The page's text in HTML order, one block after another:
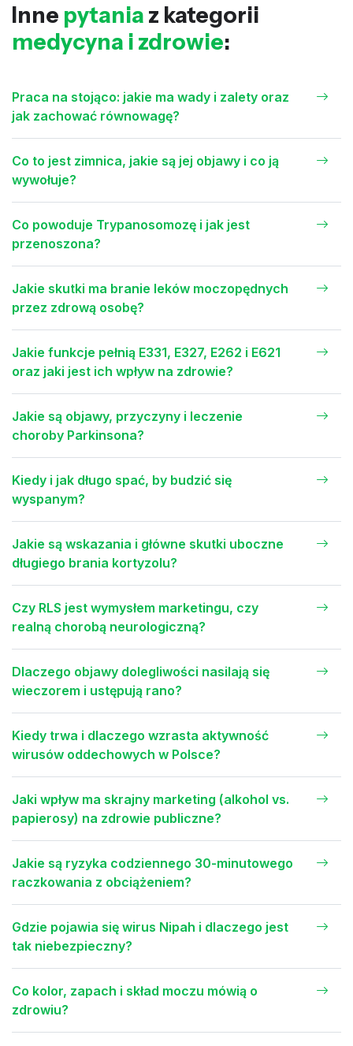
Inne pytania z kategorii
medycyna i zdrowie:
Praca na stojąco: jakie ma wady i zalety oraz
jak zachować równowagę?
Co to jest zimnica, jakie są jej objawy i co ją
wywołuje?
Co powoduje Trypanosomozę i jak jest
przenoszona?
Jakie skutki ma branie leków moczopędnych
przez zdrową osobę?
Jakie funkcje pełnią E331, E327, E262 i E621
oraz jaki jest ich wpływ na zdrowie?
Jakie są objawy, przyczyny i leczenie
choroby Parkinsona?
Kiedy i jak długo spać, by budzić się
wyspanym?
Jakie są wskazania i główne skutki uboczne
długiego brania kortyzolu?
Czy RLS jest wymysłem marketingu, czy
realną chorobą neurologiczną?
Dlaczego objawy dolegliwości nasilają się
wieczorem i ustępują rano?
Kiedy trwa i dlaczego wzrasta aktywność
wirusów oddechowych w Polsce?
Jaki wpływ ma skrajny marketing (alkohol vs.
papierosy) na zdrowie publiczne?
Jakie są ryzyka codziennego 30-minutowego
raczkowania z obciążeniem?
Gdzie pojawia się wirus Nipah i dlaczego jest
tak niebezpieczny?
Co kolor, zapach i skład moczu mówią o
zdrowiu?